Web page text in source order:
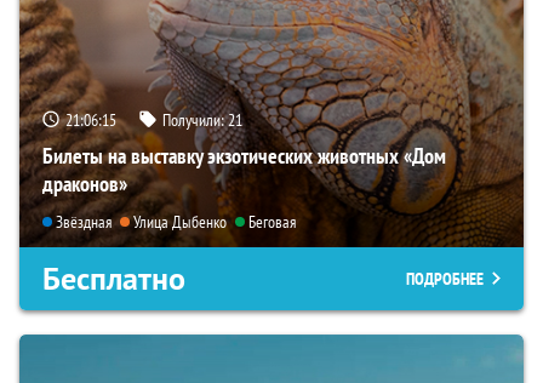
21:06:14 Получили:21
Билеты на выставку экзотических животных «Дом
драконов»
Звёздная Улица Дыбенко Беговая
Бесплатно ПОДРОБНЕЕ